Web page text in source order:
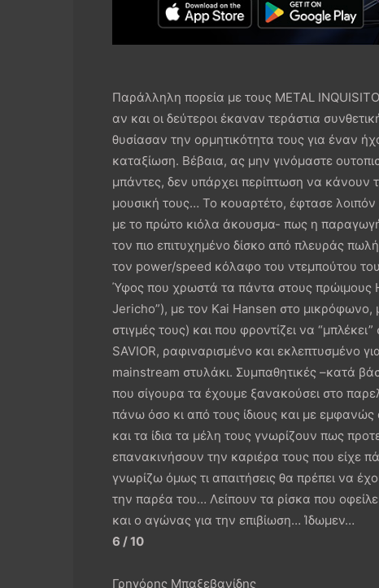
Παράλληλη πορεία με τους METAL
αν και οι δεύτεροι έκαναν τεράστια
θυσίασαν την ορμητικότητα τους για έναν
καταξίωση. Βέβαια, ας μην γινόμαστε
μπάντες, δεν υπάρχει περίπτωση να κάνουν
μουσική τους… Το κουαρτέτο, έφτασε
με το πρώτο κιόλα άκουσμα- πως η
τον πιο επιτυχημένο δίσκο από πλευράς
τον power/speed κόλαφο του ντεμπούτου
Ύφος που χρωστά τα πάντα στους πρώιμους
Jericho”), με τον Kai Hansen στο μικρόφωνο,
στιγμές τους) και που φροντίζει να
SAVIOR, ραφιναρισμένο και εκλεπτυσμένο
mainstream στυλάκι. Συμπαθητικές –κατά
που σίγουρα τα έχουμε ξανακούσει στο
πάνω όσο κι από τους ίδιους και με
και τα ίδια τα μέλη τους γνωρίζουν πως
επανακινήσουν την καριέρα τους που είχε
γνωρίζω όμως τι απαιτήσεις θα πρέπει να
την παρέα του… Λείπουν τα ρίσκα που
και ο αγώνας για την επιβίωση… Ίδωμεν…
6 / 10
Γρηγόρης Μπαξεβανίδης